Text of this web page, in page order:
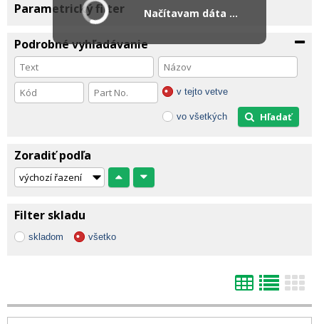
Parametrický filter
Podrobné vyhľadávanie
v tejto vetve
vo všetkých Hľadať
Zoradiť podľa
Filter skladu
skladom všetko
Načítavam dáta ...